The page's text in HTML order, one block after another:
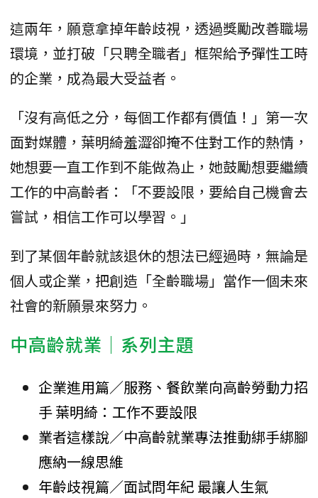
這兩年，願意拿掉年齡歧視，透過獎勵改善職場
環境，並打破「只聘全職者」框架給予彈性工時
的企業，成為最大受益者。
「沒有高低之分，每個工作都有價值！」第一次
面對媒體，葉明綺羞澀卻掩不住對工作的熱情，
她想要一直工作到不能做為止，她鼓勵想要繼續
工作的中高齡者：「不要設限，要給自己機會去
嘗試，相信工作可以學習。」
到了某個年齡就該退休的想法已經過時，無論是
個人或企業，把創造「全齡職場」當作一個未來
社會的新願景來努力。
中高齡就業│系列主題
企業進用篇／服務、餐飲業向高齡勞動力招
手 葉明綺：工作不要設限
業者這樣說／中高齡就業專法推動綁手綁腳
應納一線思維
年齡歧視篇／面試問年紀 最讓人生氣